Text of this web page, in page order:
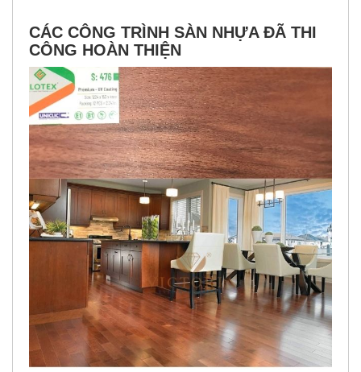
CÁC CÔNG TRÌNH SÀN NHỰA ĐÃ THI
CÔNG HOÀN THIỆN